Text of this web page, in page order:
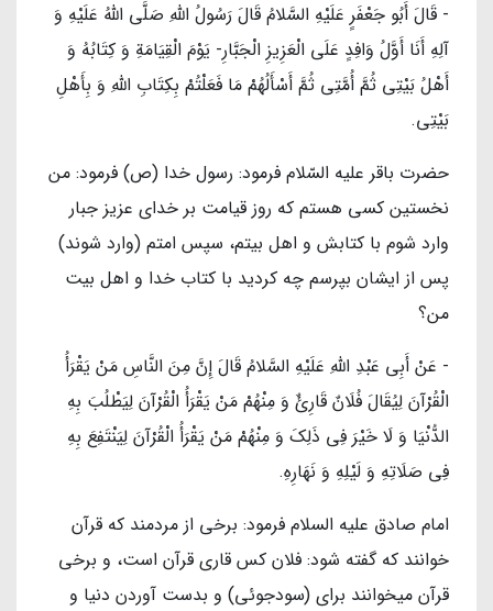
- قَالَ أَبُو جَعْفَرٍ عَلَیْهِ السَّلامُ قَالَ رَسُولُ اللَّهِ صَلَّی اللهُ عَلَیْهِ وَ
آلِهِ أَنَا أَوَّلُ وَافِدٍ عَلَى الْعَزِيزِ الْجَبَّارِ- يَوْمَ الْقِيَامَةِ وَ كِتَابُهُ وَ
أَهْلُ بَيْتِي ثُمَّ أُمَّتِي ثُمَّ أَسْأَلُهُمْ مَا فَعَلْتُمْ بِكِتَابِ اللَّهِ وَ بِأَهْلِ
بَيْتِي.
حضرت باقر عليه السّلام فرمود: رسول خدا (ص) فرمود: من
نخستين كسى هستم كه روز قيامت بر خداى عزيز جبار
وارد شوم با كتابش و اهل بيتم، سپس امتم (وارد شوند)
پس از ايشان بپرسم چه كرديد با كتاب خدا و اهل بيت
من؟
- عَنْ أَبِي عَبْدِ اللَّهِ عَلَیْهِ السَّلامُ قَالَ إِنَّ مِنَ النَّاسِ مَنْ يَقْرَأُ
الْقُرْآنَ لِيُقَالَ فُلَانٌ قَارِئٌ وَ مِنْهُمْ مَنْ يَقْرَأُ الْقُرْآنَ لِيَطْلُبَ بِهِ
الدُّنْيَا وَ لَا خَيْرَ فِي ذَلِكَ وَ مِنْهُمْ مَنْ يَقْرَأُ الْقُرْآنَ لِيَنْتَفِعَ بِهِ
فِي صَلَاتِهِ وَ لَيْلِهِ وَ نَهَارِهِ.
امام صادق عليه السلام فرمود: برخى از مردمند كه قرآن
خوانند كه گفته شود: فلان كس قارى قرآن است، و برخى
قرآن ميخوانند براى (سودجوئى) و بدست آوردن دنيا و